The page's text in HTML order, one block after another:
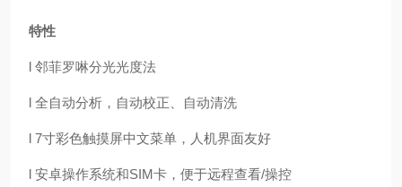
特性
l 邻菲罗啉分光光度法
l 全自动分析，自动校正、自动清洗
l 7寸彩色触摸屏中文菜单，人机界面友好
l 安卓操作系统和SIM卡，便于远程查看/操控